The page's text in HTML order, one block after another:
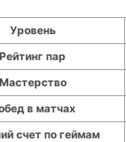
Уровень
Рейтинг пар
Мастерство
в матчах
счет по геймам